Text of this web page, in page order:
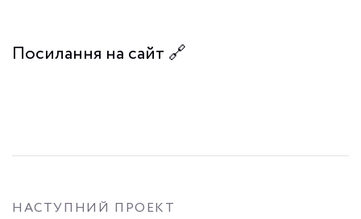
Посилання на сайт 🔗
НАСТУПНИЙ ПРОЕКТ